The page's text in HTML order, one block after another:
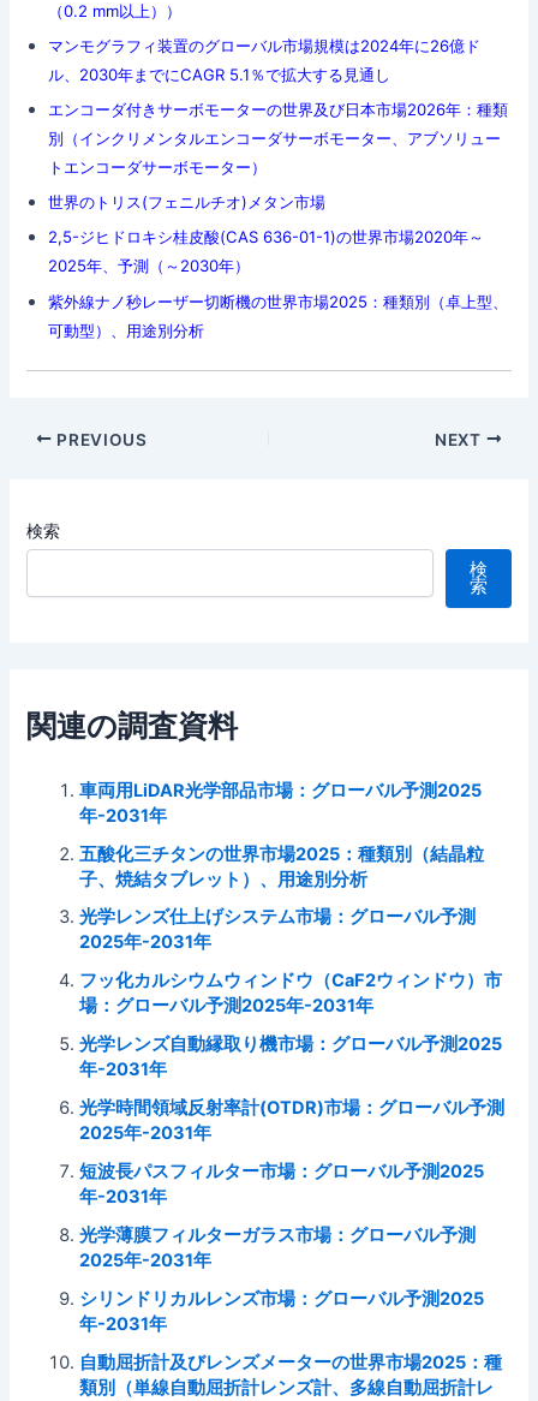
（0.2 mm以上））
マンモグラフィ装置のグローバル市場規模は2024年に26億ド
ル、2030年までにCAGR 5.1％で拡大する見通し
エンコーダ付きサーボモーターの世界及び日本市場2026年：種類
別（インクリメンタルエンコーダサーボモーター、アブソリュー
トエンコーダサーボモーター）
世界のトリス(フェニルチオ)メタン市場
2,5-ジヒドロキシ桂皮酸(CAS 636-01-1)の世界市場2020年～
2025年、予測（～2030年）
紫外線ナノ秒レーザー切断機の世界市場2025：種類別（卓上型、
可動型）、用途別分析
Post
PREVIOUS NEXT
検索
検
索
関連の調査資料
車両用LiDAR光学部品市場：グローバル予測2025
年-2031年
五酸化三チタンの世界市場2025：種類別（結晶粒
子、焼結タブレット）、用途別分析
光学レンズ仕上げシステム市場：グローバル予測
2025年-2031年
フッ化カルシウムウィンドウ（CaF2ウィンドウ）市
場：グローバル予測2025年-2031年
光学レンズ自動縁取り機市場：グローバル予測2025
年-2031年
光学時間領域反射率計(OTDR)市場：グローバル予測
2025年-2031年
短波長パスフィルター市場：グローバル予測2025
年-2031年
光学薄膜フィルターガラス市場：グローバル予測
2025年-2031年
シリンドリカルレンズ市場：グローバル予測2025
年-2031年
自動屈折計及びレンズメーターの世界市場2025：種
類別（単線自動屈折計レンズ計、多線自動屈折計レ